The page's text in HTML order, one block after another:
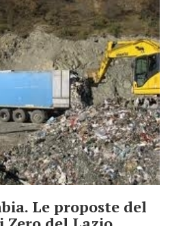
Le proposte del